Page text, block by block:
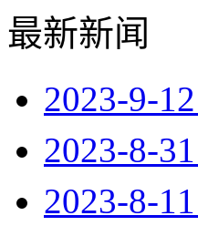
最新新闻
2023-9-
2023-8-
2023-8-